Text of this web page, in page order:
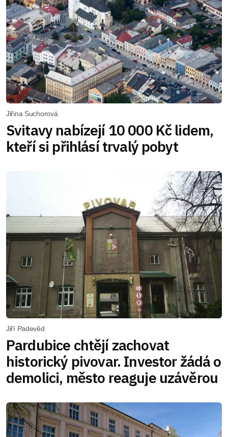
Jiřina Suchorová
Svitavy nabízejí 10 000 Kč lidem,
kteří si přihlásí trvalý pobyt
Jiří Padevěd
Pardubice chtějí zachovat
historický pivovar. Investor žádá o
demolici, město reaguje uzávěrou